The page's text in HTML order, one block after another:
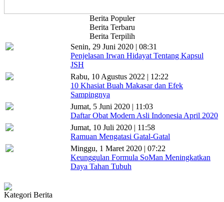
Berita Populer
Berita Terbaru
Berita Terpilih
Senin, 29 Juni 2020 | 08:31
Penjelasan Irwan Hidayat Tentang Kapsul
JSH
Rabu, 10 Agustus 2022 | 12:22
10 Khasiat Buah Makasar dan Efek
Sampingnya
Jumat, 5 Juni 2020 | 11:03
Daftar Obat Modern Asli Indonesia April 2020
Jumat, 10 Juli 2020 | 11:58
Ramuan Mengatasi Gatal-Gatal
Minggu, 1 Maret 2020 | 07:22
Keunggulan Formula SoMan Meningkatkan
Daya Tahan Tubuh
Kategori Berita